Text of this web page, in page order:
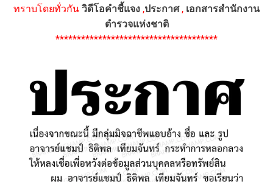
ทราบโดยทั่วกัน วิดีโอคำชี้แจง ,ประกาศ, เอกสารสำนักงาน
ตำรวจแห่งชาติ
**************************************